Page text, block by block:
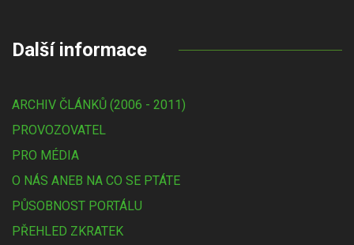
Další informace
ARCHIV ČLÁNKŮ (2006 - 2011)
PROVOZOVATEL
PRO MÉDIA
O NÁS ANEB NA CO SE PTÁTE
PŮSOBNOST PORTÁLU
PŘEHLED ZKRATEK